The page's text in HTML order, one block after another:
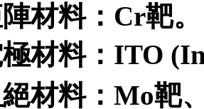
材料：Cr靶。
材料：ITO
材料：Mo靶